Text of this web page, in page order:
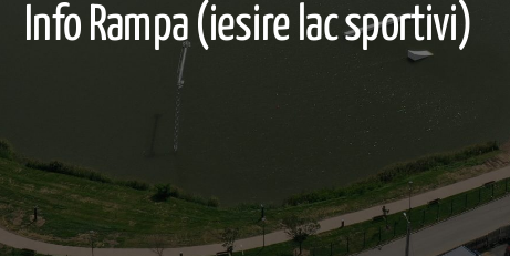
Info Rampa (iesire lac sportivi)